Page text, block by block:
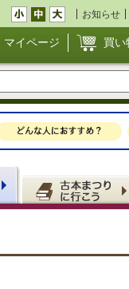
お知らせ
マイページ 買い